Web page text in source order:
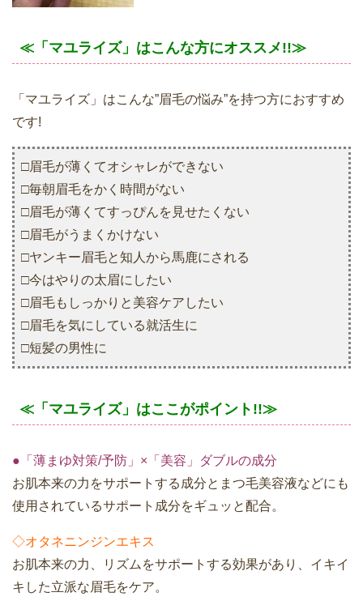
≪「マユライズ」はこんな方にオススメ!!≫
「マユライズ」はこんな”眉毛の悩み”を持つ方におすすめ
です!
□眉毛が薄くてオシャレができない
□毎朝眉毛をかく時間がない
□眉毛が薄くてすっぴんを見せたくない
□眉毛がうまくかけない
□ヤンキー眉毛と知人から馬鹿にされる
□今はやりの太眉にしたい
□眉毛もしっかりと美容ケアしたい
□眉毛を気にしている就活生に
□短髪の男性に
≪「マユライズ」はここがポイント!!≫
●「薄まゆ対策/予防」×「美容」ダブルの成分
お肌本来の力をサポートする成分とまつ毛美容液などにも
使用されているサポート成分をギュッと配合。
◇オタネニンジンエキス
お肌本来の力、リズムをサポートする効果があり、イキイ
キした立派な眉毛をケア。